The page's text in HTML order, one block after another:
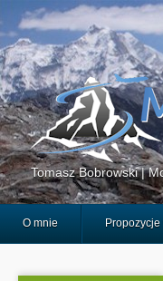
Tomasz Bobrowski |
O mnie